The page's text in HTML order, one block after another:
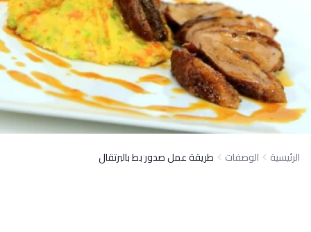
الرئيسية الوصفات طريقة عمل صدور بط بالبرتقال